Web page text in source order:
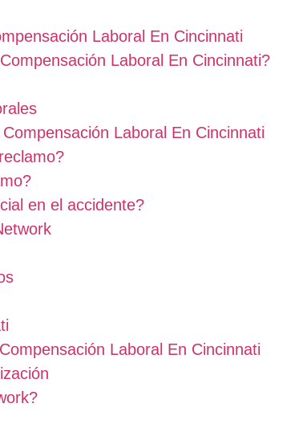
Laboral En Cincinnati
Laboral En Cincinnati?
Laboral En Cincinnati
en el accidente?
Laboral En Cincinnati